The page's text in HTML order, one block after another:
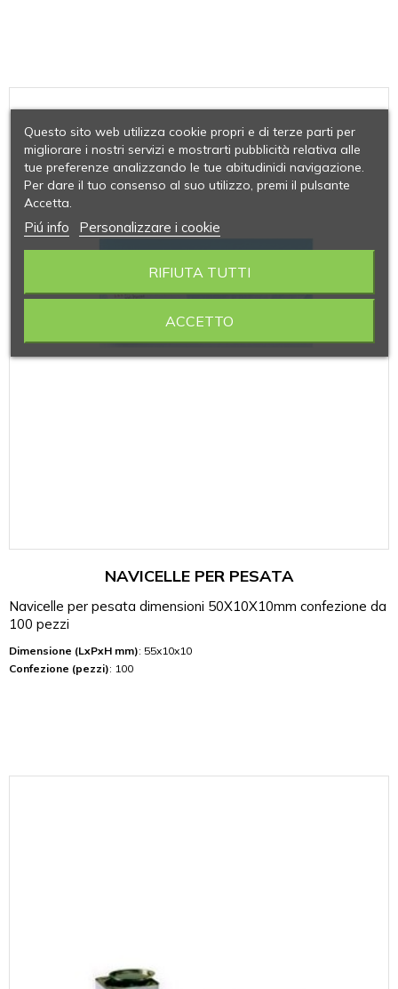
NAVICELLE PER PESATA
Navicelle per pesata dimensioni 50X10X10mm confezione da
100 pezzi
Dimensione (LxPxH mm): 55x10x10
Confezione (pezzi): 100
Questo sito web utilizza cookie propri e di terze parti per
migliorare i nostri servizi e mostrarti pubblicità relativa alle
tue preferenze analizzando le tue abitudinidi navigazione.
Per dare il tuo consenso al suo utilizzo, premi il pulsante
Accetta.
Piú info Personalizzare i cookie
RIFIUTA TUTTI
ACCETTO